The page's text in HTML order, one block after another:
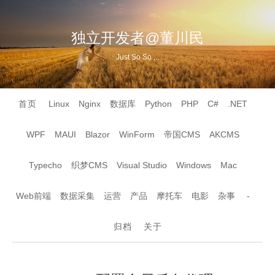
独立开发者@董川民
Just So So ...
首页 Linux Nginx 数据库 Python PHP C# .NET
WPF MAUI Blazor WinForm 帝国CMS AKCMS
Typecho 织梦CMS Visual Studio Windows Mac
Web前端 数据采集 运营 产品 摩托车 电影 杂事 -
归档 关于